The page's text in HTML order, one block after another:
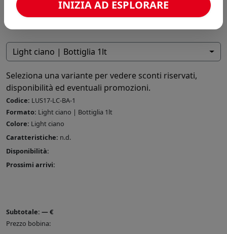
Light ciano | Bottiglia 1lt
Seleziona una variante per vedere sconti riservati,
disponibilità ed eventuali promozioni.
Codice: LUS17-LC-BA-1
Formato: Light ciano | Bottiglia 1lt
Colore: Light ciano
Caratteristiche: n.d.
Disponibilità:
Prossimi arrivi:
Subtotale: —€
Prezzo bobina:
INIZIA AD ESPLORARE